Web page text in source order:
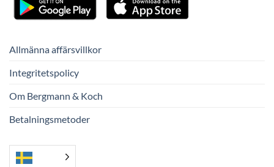
Allmänna affärsvillkor
Integritetspolicy
Om Bergmann & Koch
Betalningsmetoder